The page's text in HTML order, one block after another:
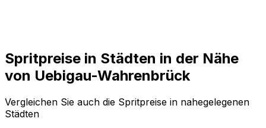
Spritpreise in Städten in der Nähe
von Uebigau-Wahrenbrück
Vergleichen Sie auch die Spritpreise in nahegelegenen
Städten